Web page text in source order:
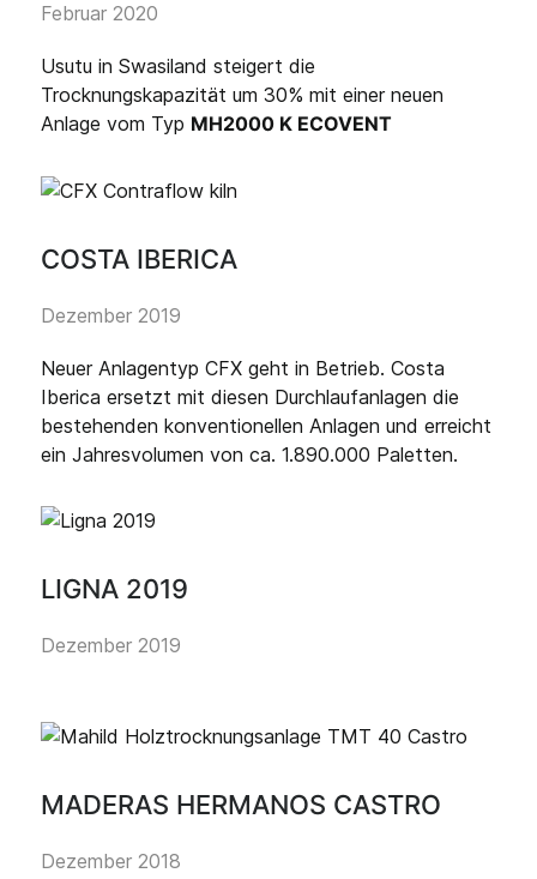
Februar 2020
Usutu in Swasiland steigert die
Trocknungskapazität um 30% mit einer neuen
Anlage vom Typ MH2000 K ECOVENT
COSTA IBERICA
Dezember 2019
Neuer Anlagentyp CFX geht in Betrieb. Costa
Iberica ersetzt mit diesen Durchlaufanlagen die
bestehenden konventionellen Anlagen und erreicht
ein Jahresvolumen von ca. 1.890.000 Paletten.
LIGNA 2019
Dezember 2019
MADERAS HERMANOS CASTRO
Dezember 2018